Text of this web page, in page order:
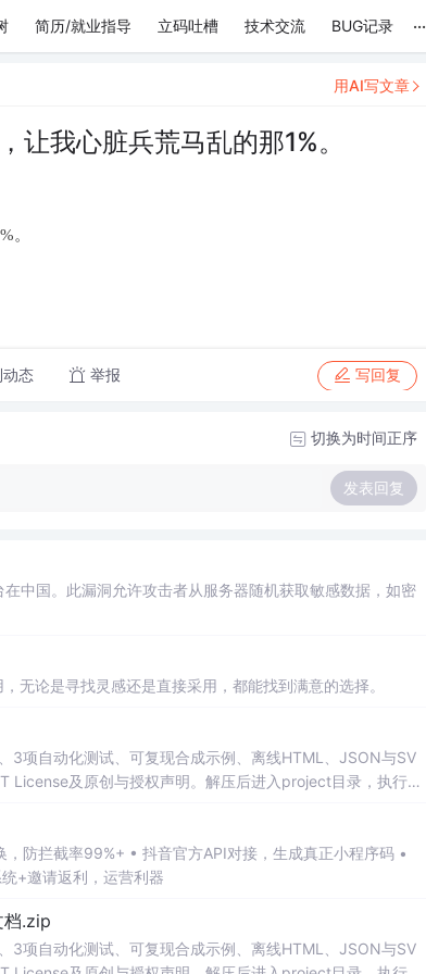
简历/就业指导 立码吐槽 技术交流 BUG记录 ...
我心脏兵荒马乱的那1%。
。
态 举报 写回复
用AI写文章
切换为时间正序
发表回复
中国。此漏洞允许攻击者从服务器随机获取敏感数据，如密
无论是寻找灵感还是直接采用，都能找到满意的选择。
3项自动化测试、可复现合成示例、离线HTML、JSON与SV
License及原创与授权声明。解压后进入project目录，执行np
应用工程、测试审计和课程实践。
+邀请返利，运营利器
.zip
3项自动化测试、可复现合成示例、离线HTML、JSON与SV